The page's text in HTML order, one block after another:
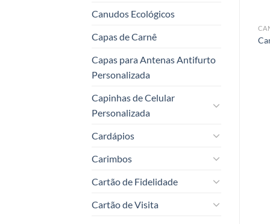
Canudos Ecológicos
Capas de Carnê
Capas para Antenas Antifurto
Personalizada
Capinhas de Celular
Personalizada
Cardápios
Carimbos
Cartão de Fidelidade
Cartão de Visita
Caneta Suécia Verde Caneta Clássica Azul